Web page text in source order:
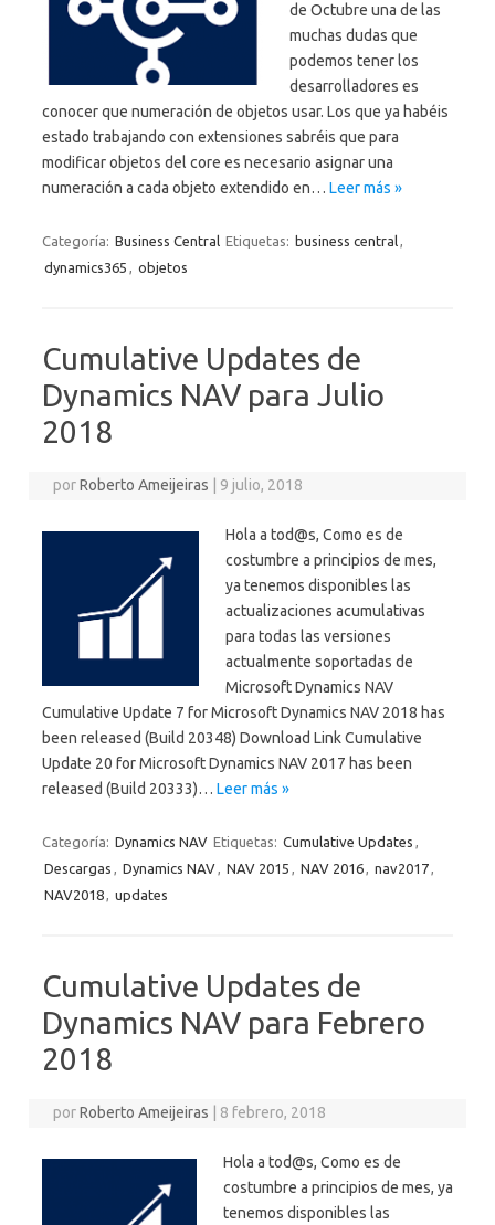
de Octubre una de las
muchas dudas que
podemos tener los
desarrolladores es
conocer que numeración de objetos usar. Los que ya habéis
estado trabajando con extensiones sabréis que para
modificar objetos del core es necesario asignar una
numeración a cada objeto extendido en… Leer más »
Categoría: Business Central Etiquetas: business central,
dynamics365 , objetos
Cumulative Updates de
Dynamics NAV para Julio
2018
porRoberto Ameijeiras 9 julio, 2018
Hola a tod@s, Como es de
costumbre a principios de mes,
ya tenemos disponibles las
actualizaciones acumulativas
para todas las versiones
actualmente soportadas de
Microsoft Dynamics NAV
Cumulative Update 7 for Microsoft Dynamics NAV 2018 has
been released (Build 20348) Download Link Cumulative
Update 20 for Microsoft Dynamics NAV 2017 has been
released (Build 20333)… Leer más »
Categoría: Dynamics NAV Etiquetas: Cumulative Updates ,
Descargas , Dynamics NAV, NAV 2015 , NAV 2016, nav2017,
NAV2018, updates
Cumulative Updates de
Dynamics NAV para Febrero
2018
porRoberto Ameijeiras 8 febrero, 2018
Hola a tod@s, Como es de
costumbre a principios de mes, ya
tenemos disponibles las